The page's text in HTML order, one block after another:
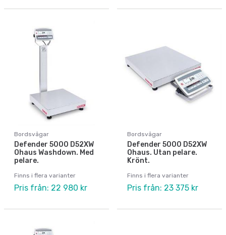
Bordsvågar
Defender 5000 D52XW
Ohaus Washdown. Med
pelare.
Finns i flera varianter
Pris från: 22 980 kr
Bordsvågar
Defender 5000 D52XW
Ohaus. Utan pelare.
Krönt.
Finns i flera varianter
Pris från: 23 375 kr